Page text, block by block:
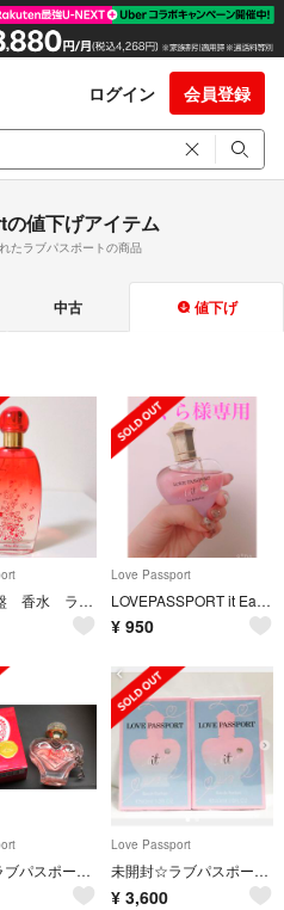
ログイン 会員登録
値下げアイテム
たラブパスポートの商品
中古 値下げ
人気 廃盤 香水 ラブパスポート ロージースカイ オードパルファム 50ml
Love Passport
LOVEPASSPORT it Eau de parfum
¥ 950
PHYT’S ラブパスポート ジュリエットラブレター 40ml 伊藤千晃
Love Passport
未開封☆ラブパスポート イット エアリー 40ml ×2本セット
¥ 3,600